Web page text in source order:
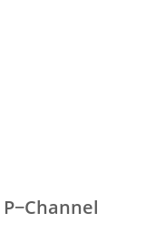
P−Channel